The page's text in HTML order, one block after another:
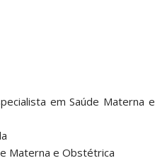
em Saúde Materna e
Materna e Obstétrica